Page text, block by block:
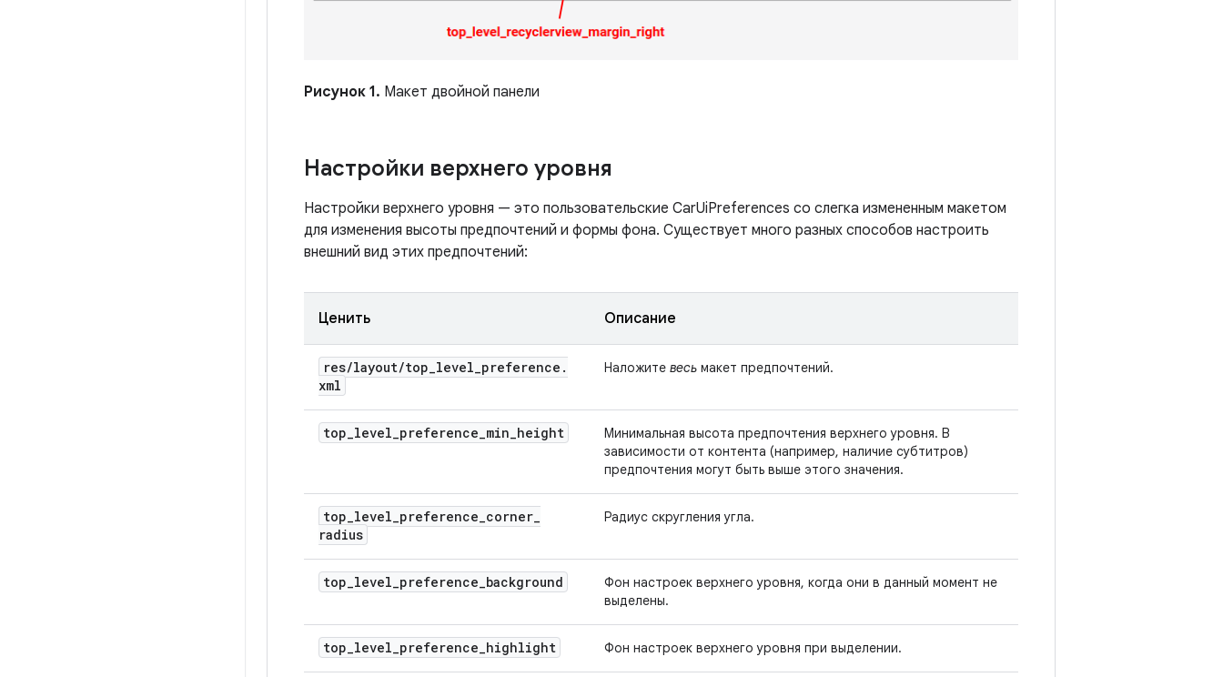
Рисунок 1. Макет двойной панели
Настройки верхнего уровня
Настройки верхнего уровня — это пользовательские CarUiPreferences со слегка измененным макетом
для изменения высоты предпочтений и формы фона. Существует много разных способов настроить
внешний вид этих предпочтений:
Ценить Описание
res/layout/top_level_preference .
xml
Наложите весь макет предпочтений.
top_level_preference_min_height
Минимальная высота предпочтения верхнего уровня. В
зависимости от контента (например, наличие субтитров)
предпочтения могут быть выше этого значения.
top_level_preference_corner_
radius
Радиус скругления угла.
top_level_preference_background
Фон настроек верхнего уровня, когда они в данный момент не
выделены.
top_level_preference_highlight Фон настроек верхнего уровня при выделении.